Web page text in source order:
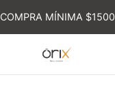
COMPRA MÍNIMA $1500